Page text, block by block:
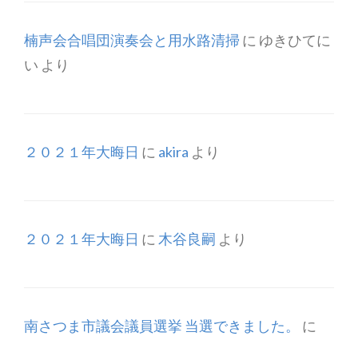
楠声会合唱団演奏会と用水路清掃 に ゆきひてに
い より
２０２１年大晦日 に akira より
２０２１年大晦日 に 木谷良嗣 より
南さつま市議会議員選挙 当選できました。
に